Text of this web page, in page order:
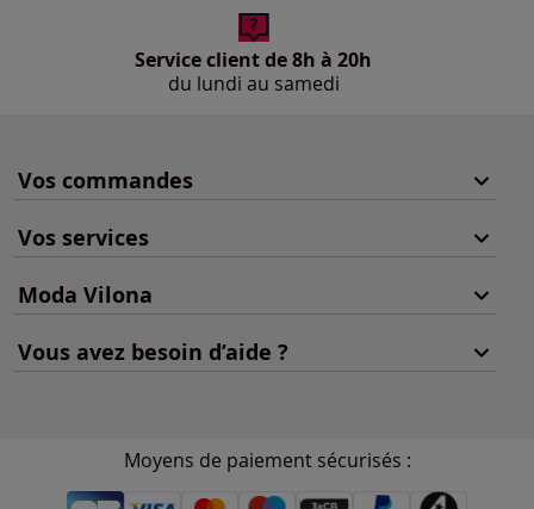
Service client de 8h à 20h
du lundi au samedi
Vos commandes
Vos services
Moda Vilona
Vous avez besoin d’aide ?
Moyens de paiement sécurisés :